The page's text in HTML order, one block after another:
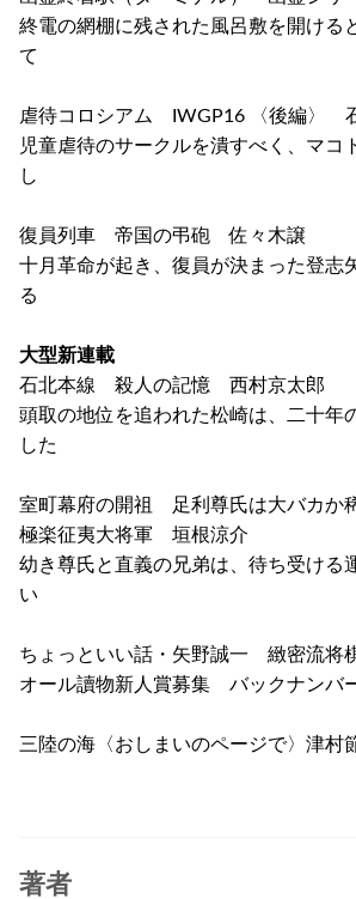
終電の網棚に残された風呂敷を開ける
て
虐待コロシアム IWGP16 〈後編〉
児童虐待のサークルを潰すべく、マコ
し
復員列車 帝国の弔砲 佐々木譲
十月革命が起き、復員が決まった登志
る
大型新連載
石北本線 殺人の記憶 西村京太郎
頭取の地位を追われた松崎は、二十年
した
室町幕府の開祖 足利尊氏は大バカか
極楽征夷大将軍 垣根涼介
幼き尊氏と直義の兄弟は、待ち受ける
い
ちょっといい話・矢野誠一 緻密流将
オール讀物新人賞募集 バックナンバ
三陸の海〈おしまいのページで〉津村
著者